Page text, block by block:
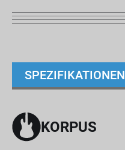
SPEZIFIKATIONEN
KORPUS